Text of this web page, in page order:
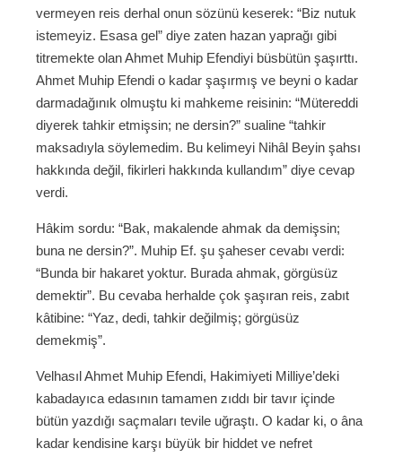
vermeyen reis derhal onun sözünü keserek: “Biz nutuk
istemeyiz. Esasa gel” diye zaten hazan yaprağı gibi
titremekte olan Ahmet Muhip Efendiyi büsbütün şaşırttı.
Ahmet Muhip Efendi o kadar şaşırmış ve beyni o kadar
darmadağınık olmuştu ki mahkeme reisinin: “Mütereddi
diyerek tahkir etmişsin; ne dersin?” sualine “tahkir
maksadıyla söylemedim. Bu kelimeyi Nihâl Beyin şahsı
hakkında değil, fikirleri hakkında kullandım” diye cevap
verdi.
Hâkim sordu: “Bak, makalende ahmak da demişsin;
buna ne dersin?”. Muhip Ef. şu şaheser cevabı verdi:
“Bunda bir hakaret yoktur. Burada ahmak, görgüsüz
demektir”. Bu cevaba herhalde çok şaşıran reis, zabıt
kâtibine: “Yaz, dedi, tahkir değilmiş; görgüsüz
demekmiş”.
Velhasıl Ahmet Muhip Efendi, Hakimiyeti Milliye’deki
kabadayıca edasının tamamen zıddı bir tavır içinde
bütün yazdığı saçmaları tevile uğraştı. O kadar ki, o âna
kadar kendisine karşı büyük bir hiddet ve nefret